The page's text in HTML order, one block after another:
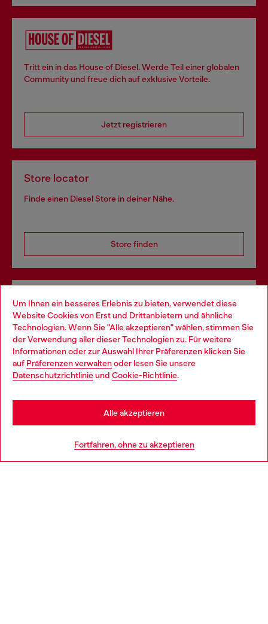
Um Ihnen ein besseres Erlebnis zu bieten, verwendet diese
Website Cookies von Erst und Drittanbietern und ähnliche
Technologien. Wenn Sie "Alle akzeptieren" wählen, stimmen Sie
der Verwendung aller dieser Technologien zu. Für weitere
Informationen oder zur Auswahl Ihrer Präferenzen klicken Sie
auf Präferenzen verwaltenoder lesen Sie unsere
Datenschutzrichtlinieund Cookie-Richtlinie.
Fortfahren, ohne zu akzeptieren
Alle akzeptieren
Tritt ein in das House of Diesel. Werde Teil einer globalen
Community und freue dich auf exklusive Vorteile.
Jetzt registrieren
Store locator
Finde einen Diesel Store in deiner Nähe.
Store finden
Omnichannel-Services
Entdecke unser gesamtes Service-Angebot, online und
im Store.
Mehr erfahren
Choose your location
You are currently browsing Deutschland website, but it seems
you may be based in United States